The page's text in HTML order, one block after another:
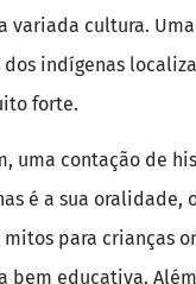
variada cultura.
indígenas
forte.
uma contação de
é a sua oralidade,
para crianças
bem educativa.